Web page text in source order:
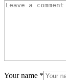
Your name *